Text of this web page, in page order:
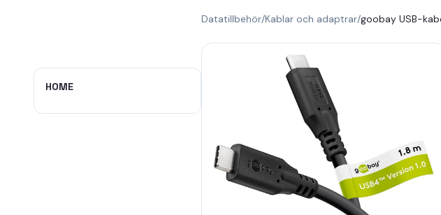
HOME
Datatillbehör/Kablar och adaptrar/goobay USB-